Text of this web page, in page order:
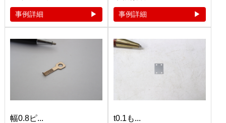
事例詳細 事例詳細
幅0.8ピ... t0.1も...